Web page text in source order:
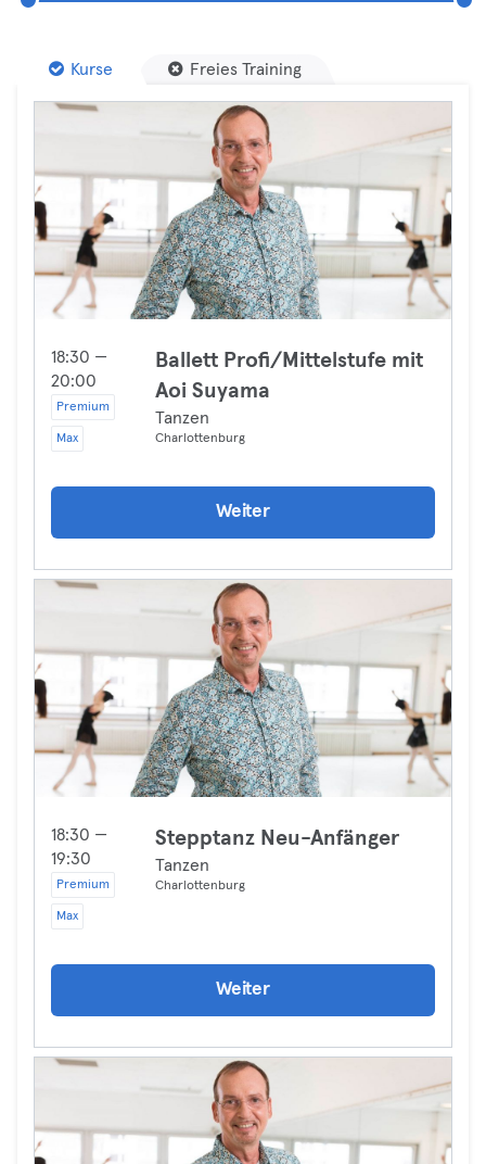
Kurse Freies Training
18:30 —
20:00
Premium
Max
Ballett Profi/Mittelstufe mit
Aoi Suyama
Tanzen
Charlottenburg
Weiter
18:30 —
19:30
Premium
Max
Stepptanz Neu-Anfänger
Tanzen
Charlottenburg
Weiter